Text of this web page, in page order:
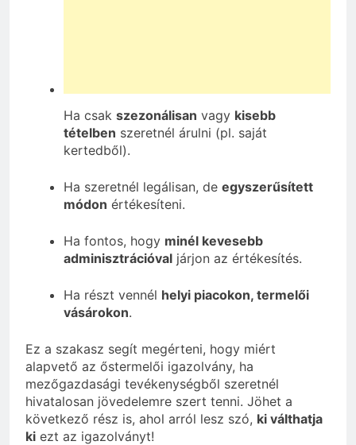
Ha csak szezonálisan vagy kisebb
tételben szeretnél árulni (pl. saját
kertedből).
Ha szeretnél legálisan, de egyszerűsített
módon értékesíteni.
Ha fontos, hogy minél kevesebb
adminisztrációval járjon az értékesítés.
Ha részt vennél helyi piacokon, termelői
vásárokon.
Ez a szakasz segít megérteni, hogy miért
alapvető az őstermelői igazolvány, ha
mezőgazdasági tevékenységből szeretnél
hivatalosan jövedelemre szert tenni. Jöhet a
következő rész is, ahol arról lesz szó, ki válthatja
ki ezt az igazolványt!